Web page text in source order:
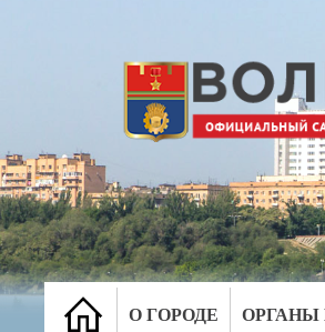
О ГОРОДЕ ОРГАНЫ